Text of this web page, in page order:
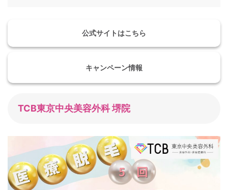
公式サイトはこちら
キャンペーン情報
TCB東京中央美容外科 堺院